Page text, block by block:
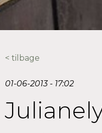
< tilbage
01-06-2013 - 17:02